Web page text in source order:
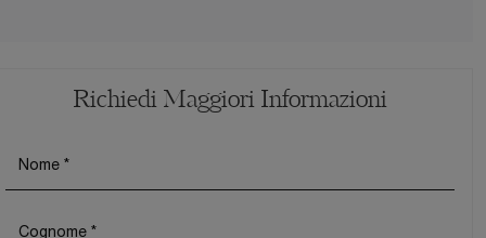
Richiedi Maggiori Informazioni